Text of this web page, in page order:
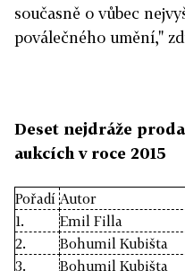
současně o vůbec
poválečného umění,"
Deset nejdráže
aukcích v roce 2015
Pořadí Autor
1.
Emil Filla
2.
Bohumil Kubišta
3.
Bohumil Kubišta